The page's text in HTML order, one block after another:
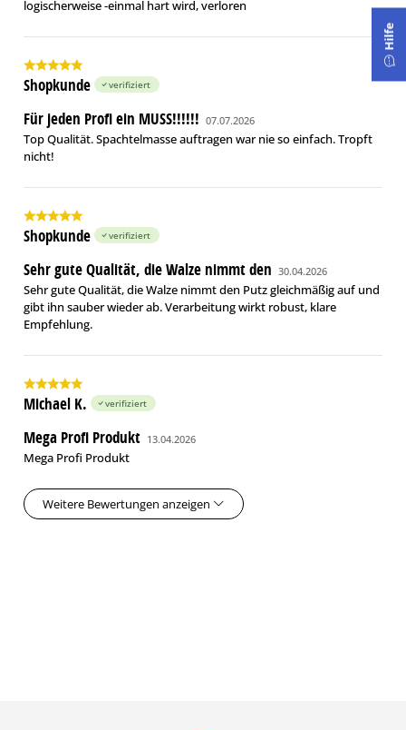
logischerweise -einmal hart wird, verloren
Shopkunde verifiziert
Für jeden Profi ein MUSS!!!!!! 07.07.2026
Top Qualität. Spachtelmasse auftragen war nie so einfach. Tropft
nicht!
Shopkunde verifiziert
Sehr gute Qualität, die Walze nimmt den 30.04.2026
Sehr gute Qualität, die Walze nimmt den Putz gleichmäßig auf und
gibt ihn sauber wieder ab. Verarbeitung wirkt robust, klare
Empfehlung.
Michael K. verifiziert
Mega Profi Produkt 13.04.2026
Mega Profi Produkt
Weitere Bewertungen anzeigen
Hilfe